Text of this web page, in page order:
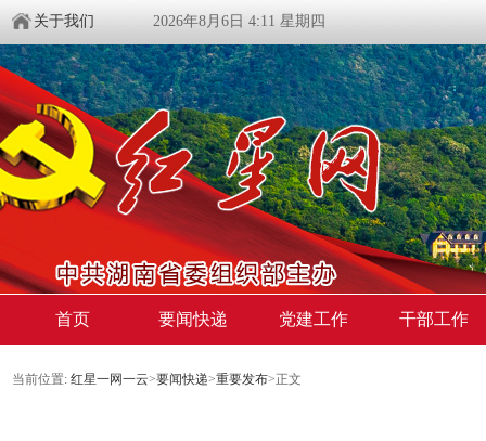
关于我们 2026年8月6日 4:11 星期四
首页 要闻快递 党建工作 干部工作
当前位置: 红星一网一云>要闻快递>重要发布>正文